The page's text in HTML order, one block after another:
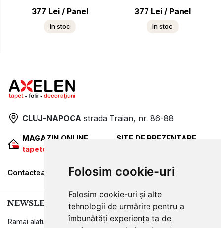
Folosim cookie-uri
Folosim cookie-uri și alte
tehnologii de urmărire pentru a
îmbunătăți experiența ta de
377 Lei / Panel
in stoc
377 Lei / Panel
in stoc
CLUJ-NAPOCA strada Traian, nr. 86-88
MAGAZIN ONLINE
tapetcugarantie.ro
SITE DE PREZENTARE
Contactează-ne
NEWSLETTER
Ramai alaturi de noi pentru promotii si oferte